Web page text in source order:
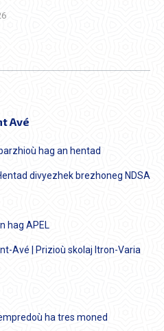
Avé
hag an hentad
divyezhek brezhoneg NDSA
hag APEL
Avé | Prizioù skolaj Itron-Varia
ha tres moned